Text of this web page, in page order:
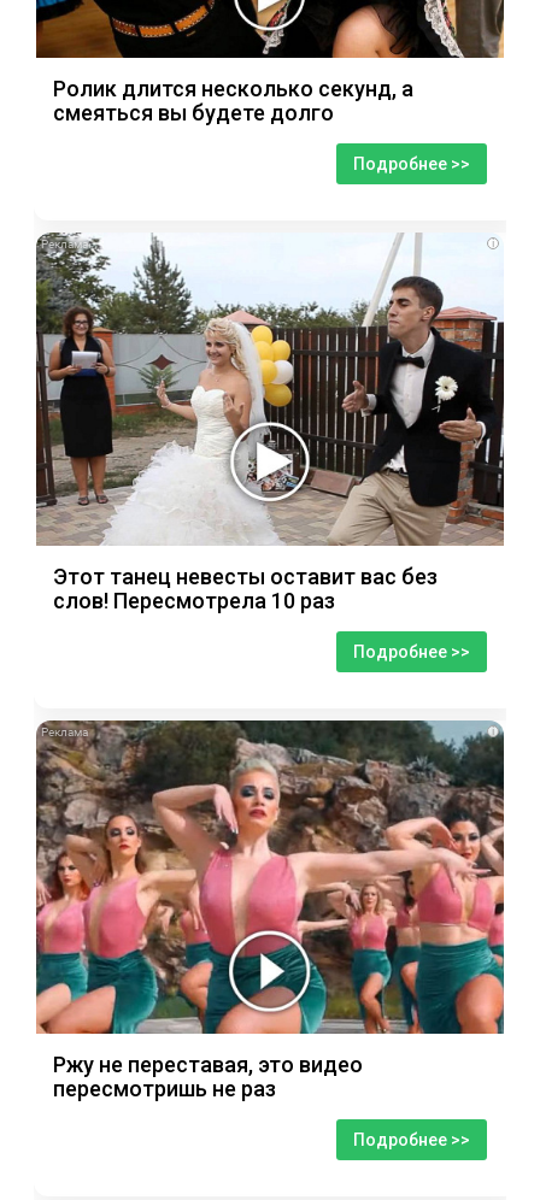
Ролик длится несколько секунд, а
смеяться вы будете долго
Подробнее >>
i
Этот танец невесты оставит вас без
слов! Пересмотрела 10 раз
Подробнее >>
i
Ржу не переставая, это видео
пересмотришь не раз
Подробнее >>